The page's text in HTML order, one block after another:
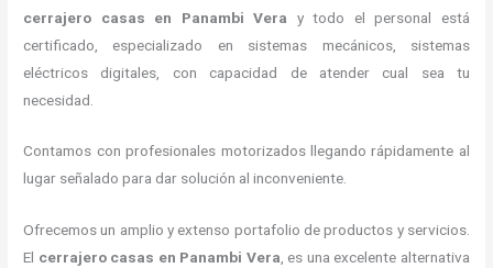
cerrajero casas en Panambi Vera y todo el personal está
certificado, especializado en sistemas mecánicos, sistemas
eléctricos digitales, con capacidad de atender cual sea tu
necesidad.
Contamos con profesionales motorizados llegando rápidamente al
lugar señalado para dar solución al inconveniente.
Ofrecemos un amplio y extenso portafolio de productos y servicios.
El cerrajero casas en Panambi Vera, es una excelente alternativa